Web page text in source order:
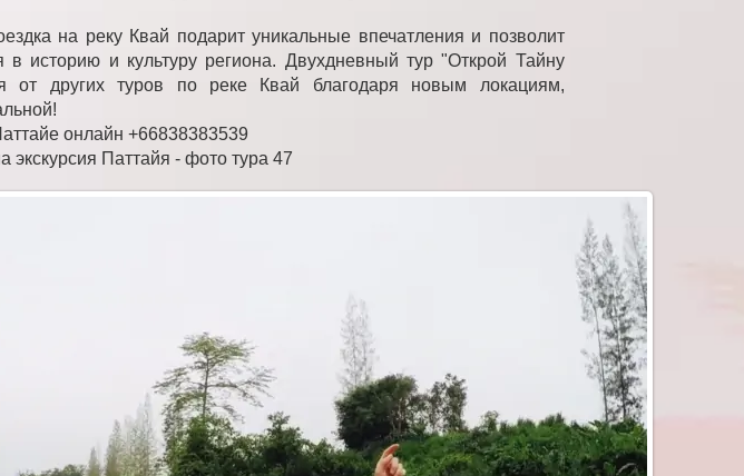
на реку Квай подарит уникальные впечатления и позволит
в историю и культуру региона. Двухдневный тур "Открой Тайну
от других туров по реке Квай благодаря новым локациям,
онлайн +66838383539
экскурсия Паттайя - фото тура 47